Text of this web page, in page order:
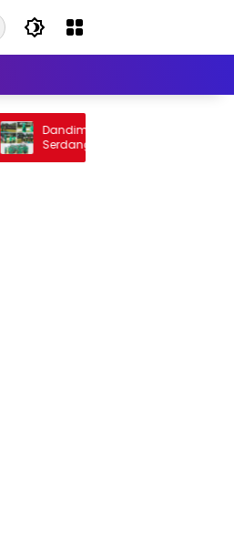
Dandim 0204/DS Berpamitan, Kodim Deli
Serdang Gelar Senam Bersama dan
Lomba Persit Penuh Kebersamaan